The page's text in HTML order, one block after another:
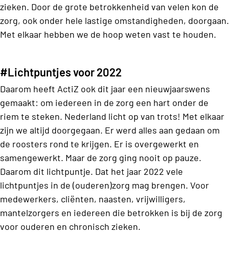
zieken. Door de grote betrokkenheid van velen kon de
zorg, ook onder hele lastige omstandigheden, doorgaan.
Met elkaar hebben we de hoop weten vast te houden.
#Lichtpuntjes voor 2022
Daarom heeft ActiZ ook dit jaar een nieuwjaarswens
gemaakt: om iedereen in de zorg een hart onder de
riem te steken. Nederland licht op van trots! Met elkaar
zijn we altijd doorgegaan. Er werd alles aan gedaan om
de roosters rond te krijgen. Er is overgewerkt en
samengewerkt. Maar de zorg ging nooit op pauze.
Daarom dit lichtpuntje. Dat het jaar 2022 vele
lichtpuntjes in de (ouderen)zorg mag brengen. Voor
medewerkers, cliënten, naasten, vrijwilligers,
mantelzorgers en iedereen die betrokken is bij de zorg
voor ouderen en chronisch zieken.